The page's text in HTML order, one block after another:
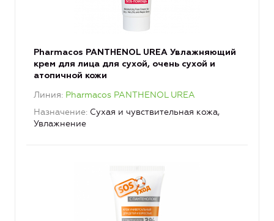
Pharmacos PANTHENOL UREA Увлажняющий
крем для лица для сухой, очень сухой и
атопичной кожи
Линия Pharmacos PANTHENOL UREA
Назначение Сухая и чувствительная кожа,
Увлажнение